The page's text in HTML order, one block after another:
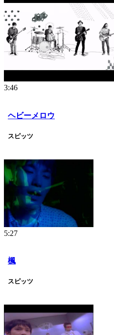
3:46
ヘビーメロウ
スピッツ
5:27
楓
スピッツ